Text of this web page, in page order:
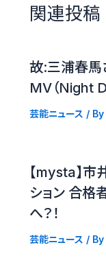
関連投稿
故:三浦春馬
MV（Night
芸能ニュース / By
【mysta】
ション 合
へ？！
芸能ニュース / By